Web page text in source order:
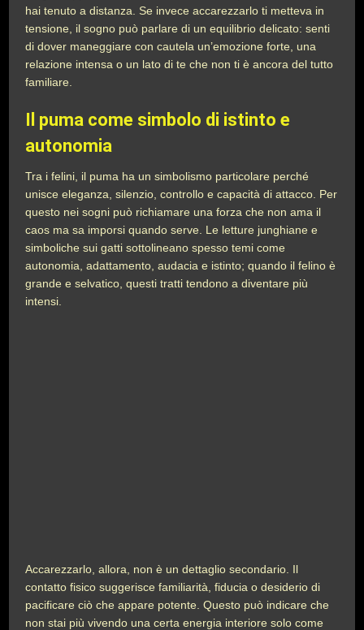
hai tenuto a distanza. Se invece accarezzarlo ti metteva in
tensione, il sogno può parlare di un equilibrio delicato: senti
di dover maneggiare con cautela un’emozione forte, una
relazione intensa o un lato di te che non ti è ancora del tutto
familiare.
Il puma come simbolo di istinto e
autonomia
Tra i felini, il puma ha un simbolismo particolare perché
unisce eleganza, silenzio, controllo e capacità di attacco. Per
questo nei sogni può richiamare una forza che non ama il
caos ma sa imporsi quando serve. Le letture junghiane e
simboliche sui gatti sottolineano spesso temi come
autonomia, adattamento, audacia e istinto; quando il felino è
grande e selvatico, questi tratti tendono a diventare più
intensi.
Accarezzarlo, allora, non è un dettaglio secondario. Il
contatto fisico suggerisce familiarità, fiducia o desiderio di
pacificare ciò che appare potente. Questo può indicare che
non stai più vivendo una certa energia interiore solo come